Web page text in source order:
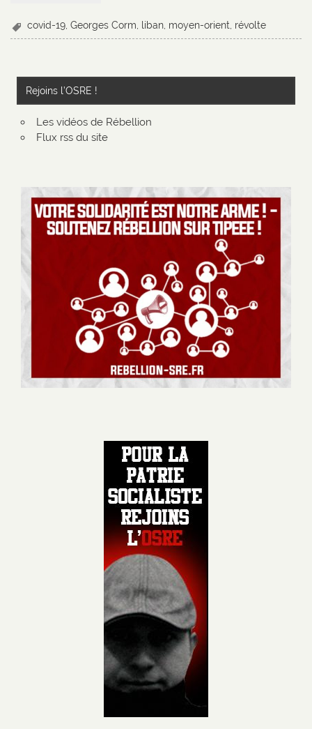
covid-19,Georges Corm, liban, moyen-orient, révolte
Rejoins l’OSRE !
Les vidéos de Rébellion
Flux rss du site